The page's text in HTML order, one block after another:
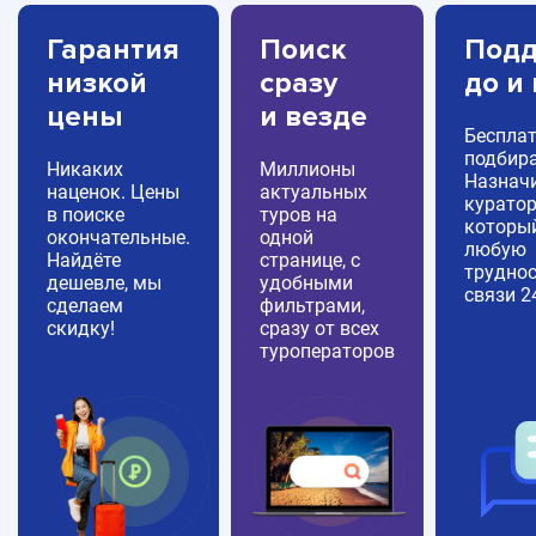
Гарантия
низкой
цены
Никаких
наценок. Цены
в поиске
окончательные.
Найдёте
дешевле, мы
сделаем
скидку!
Поиск
сразу
и везде
Миллионы
актуальных
туров на
одной
странице, с
удобными
фильтрами,
сразу от всех
туроператоров
до и
любую
связи